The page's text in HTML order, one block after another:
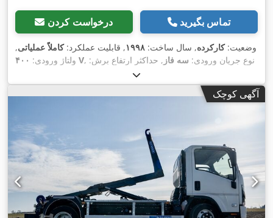
درخواست کردن تماس بگیرید
وضعیت:کارکرده, سال ساخت: ۱۹۹۸, قابلیت عملکرد:کاملاً عملیاتی,
ولتاژ ورودی: ۴۰۰ V , نوع جریان ورودی: سه فاز , حداکثر ارتفاع برش:
, حداکثر عرض برش:
میلی‌متر, سوراخ تیغه اره:۳۰ میلی‌متر ,
آگهی کوچک